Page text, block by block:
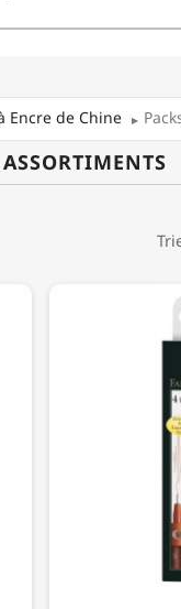
Encre de Chine